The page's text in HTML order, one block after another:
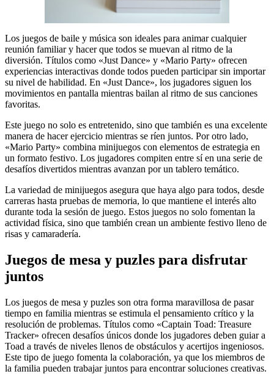
Los juegos de baile y música son ideales para animar cualquier
reunión familiar y hacer que todos se muevan al ritmo de la
diversión. Títulos como «Just Dance» y «Mario Party» ofrecen
experiencias interactivas donde todos pueden participar sin importar
su nivel de habilidad. En «Just Dance», los jugadores siguen los
movimientos en pantalla mientras bailan al ritmo de sus canciones
favoritas.
Este juego no solo es entretenido, sino que también es una excelente
manera de hacer ejercicio mientras se ríen juntos. Por otro lado,
«Mario Party» combina minijuegos con elementos de estrategia en
un formato festivo. Los jugadores compiten entre sí en una serie de
desafíos divertidos mientras avanzan por un tablero temático.
La variedad de minijuegos asegura que haya algo para todos, desde
carreras hasta pruebas de memoria, lo que mantiene el interés alto
durante toda la sesión de juego. Estos juegos no solo fomentan la
actividad física, sino que también crean un ambiente festivo lleno de
risas y camaradería.
Juegos de mesa y puzles para disfrutar
juntos
Los juegos de mesa y puzles son otra forma maravillosa de pasar
tiempo en familia mientras se estimula el pensamiento crítico y la
resolución de problemas. Títulos como «Captain Toad: Treasure
Tracker» ofrecen desafíos únicos donde los jugadores deben guiar a
Toad a través de niveles llenos de obstáculos y acertijos ingeniosos.
Este tipo de juego fomenta la colaboración, ya que los miembros de
la familia pueden trabajar juntos para encontrar soluciones creativas.